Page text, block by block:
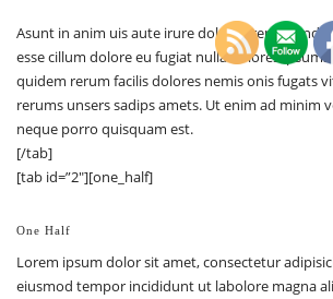
Asunt in anim uis aute irure dolor in
esse cillum dolore eu fugiat nulla dolores
quidem rerum facilis dolores nemis onis fugats
rerums unsers sadips amets. Ut enim ad minim
neque porro quisquam est.
[/tab]
[tab id=”2″][one_half]
One Half
Lorem ipsum dolor sit amet, consectetur
eiusmod tempor incididunt ut labolore magna